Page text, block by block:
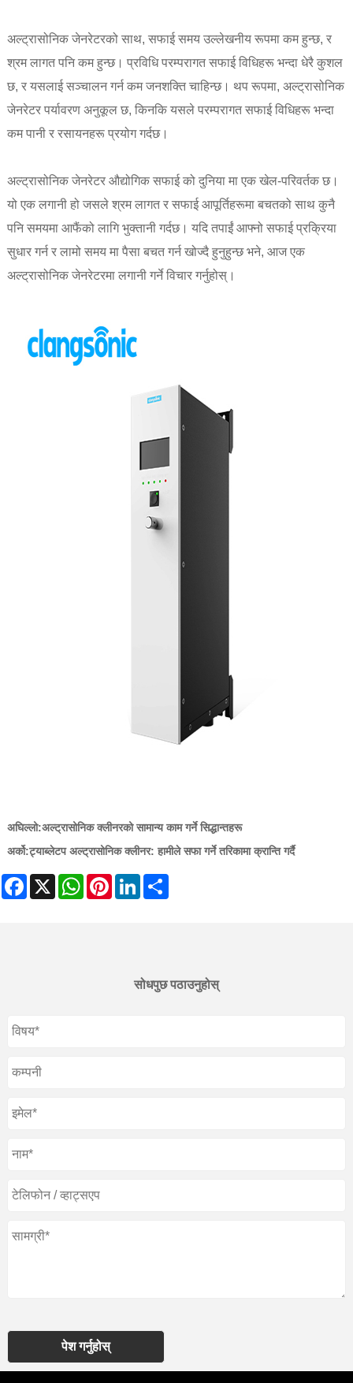
अल्ट्रासोनिक जेनरेटरको साथ, सफाई समय उल्लेखनीय रूपमा कम हुन्छ, र
श्रम लागत पनि कम हुन्छ। प्रविधि परम्परागत सफाई विधिहरू भन्दा धेरै कुशल
छ, र यसलाई सञ्चालन गर्न कम जनशक्ति चाहिन्छ। थप रूपमा, अल्ट्रासोनिक
जेनरेटर पर्यावरण अनुकूल छ, किनकि यसले परम्परागत सफाई विधिहरू भन्दा
कम पानी र रसायनहरू प्रयोग गर्दछ।
अल्ट्रासोनिक जेनरेटर औद्योगिक सफाई को दुनिया मा एक खेल-परिवर्तक छ।
यो एक लगानी हो जसले श्रम लागत र सफाई आपूर्तिहरूमा बचतको साथ कुनै
पनि समयमा आफैंको लागि भुक्तानी गर्दछ। यदि तपाईं आफ्नो सफाई प्रक्रिया
सुधार गर्न र लामो समय मा पैसा बचत गर्न खोज्दै हुनुहुन्छ भने, आज एक
अल्ट्रासोनिक जेनरेटरमा लगानी गर्ने विचार गर्नुहोस्।
अघिल्लो:अल्ट्रासोनिक क्लीनरको सामान्य काम गर्ने सिद्धान्तहरू
अर्को:ट्याब्लेटप अल्ट्रासोनिक क्लीनर: हामीले सफा गर्ने तरिकामा क्रान्ति गर्दै
Facebook
X WhatsAppPinterestLinkedIn
सोधपुछ पठाउनुहोस्
पेश गर्नुहोस्